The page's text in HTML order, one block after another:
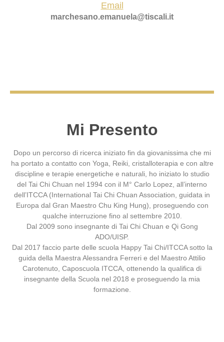
Email
marchesano.emanuela@tiscali.it
Mi Presento
Dopo un percorso di ricerca iniziato fin da giovanissima che mi
ha portato a contatto con Yoga, Reiki, cristalloterapia e con altre
discipline e terapie energetiche e naturali, ho iniziato lo studio
del Tai Chi Chuan nel 1994 con il M° Carlo Lopez, all’interno
dell’ITCCA (International Tai Chi Chuan Association, guidata in
Europa dal Gran Maestro Chu King Hung), proseguendo con
qualche interruzione fino al settembre 2010.
Dal 2009 sono insegnante di Tai Chi Chuan e Qi Gong
ADO/UISP.
Dal 2017 faccio parte delle scuola Happy Tai Chi/ITCCA sotto la
guida della Maestra Alessandra Ferreri e del Maestro Attilio
Carotenuto, Caposcuola ITCCA, ottenendo la qualifica di
insegnante della Scuola nel 2018 e proseguendo la mia
formazione.